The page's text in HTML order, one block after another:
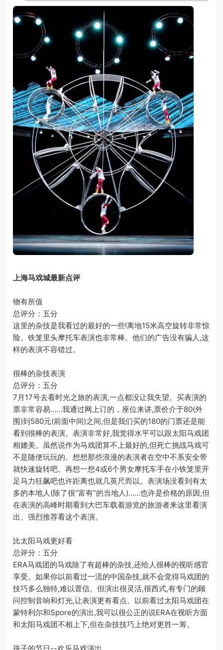
上海马戏城最新点评
物有所值
总评分：五分
这里的杂技是我看过的最好的一些!离地15米高空旋转非常惊
险。铁笼里头摩托车表演也非常棒。他们的广告没有骗人,这
样的表演不容错过。
很棒的杂技表演
总评分：五分
7月17号去看时光之旅的表演,一点都没让我失望。买表演的
票非常容易……我通过网上订的，座位来讲,票价介于80(外
围)到580元(前面中间)之间,但是我们买的180的门票还是能
看到很棒的表演。表演非常好,我觉得水平可以跟太阳马戏团
相媲美。虽然说作为马戏团算不上最好的,但死亡挑战马戏可
不是随便玩玩的。想想那些浪漫的表演者在空中不系安全带
就快速旋转吧。再想一想4或6个男女摩托车手在小铁笼里开
足马力狂飙吧也许距离也就几英尺而以。表演场没看到有太
多的本地人(除了很“富有”的当地人)……也许是价格的原因,但
在表演的高峰时期看到大巴车载着游览的旅游者来这里看演
出。强烈推荐看这个表演。
比太阳马戏更好看
总评分：五分
ERA马戏团的马戏除了有超棒的杂技,还给人很棒的视听感官
享受。如果你以前看过一流的中国杂技,就不会觉得马戏团的
技巧多么独特,难以置信。但演出很灵活,很西式,有专门的顾
问控制音响和灯光,让表演更有看点。以前看过太阳马戏团在
蒙特利尔和Spore的演出,我可以很公正的说ERA在视听方面
和太阳马戏团不相上下,但在杂技技巧上绝对更胜一筹。
孩子的节日--欢乐马戏演出